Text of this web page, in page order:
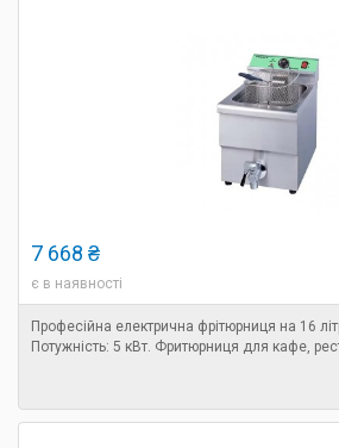
7 668 ₴
є в наявності
Професійна електрична фрітюрниця на 16
Потужність: 5 кВт. Фритюрниця для кафе,